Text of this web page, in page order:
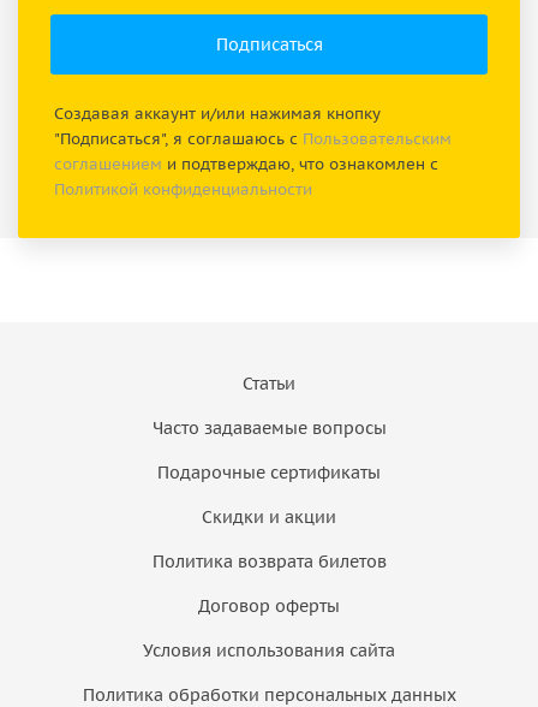
Создавая аккаунт и/или нажимая кнопку
"Подписаться", я соглашаюсь с Пользовательским
соглашением и подтверждаю, что ознакомлен с
Политикой конфиденциальности
Статьи
Часто задаваемые вопросы
Подарочные сертификаты
Скидки и акции
Политика возврата билетов
Договор оферты
Условия использования сайта
Политика обработки персональных данных